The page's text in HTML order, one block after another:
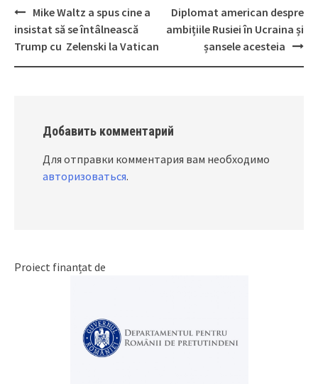
Post
navigation
Mike Waltz a spus cine a
insistat să se întâlnească
Trump cu Zelenski la Vatican
Diplomat american despre
ambițiile Rusiei în Ucraina și
șansele acesteia
Добавить комментарий
Для отправки комментария вам необходимо
авторизоваться.
Proiect finanțat de